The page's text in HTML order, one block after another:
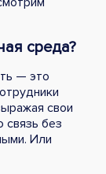
среда?
— это
свои
связь без
Или